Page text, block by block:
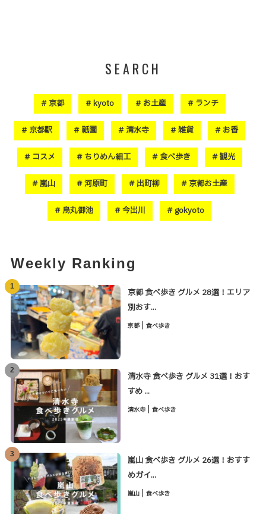
SEARCH
京都 kyoto お土産 ランチ
京都駅 祇園 清水寺 雑貨 お香
コスメ ちりめん細工 食べ歩き 観光
嵐山 河原町 出町柳 京都お土産
烏丸御池 今出川 gokyoto
Weekly Ranking
1
京都 食べ歩き グルメ 28選！エリア
別おす...
京都 | 食べ歩き
2
清水寺 食べ歩き グルメ 31選！おす
すめ ...
清水寺 | 食べ歩き
3
嵐山 食べ歩き グルメ 26選！おすす
めガイ...
嵐山 | 食べ歩き